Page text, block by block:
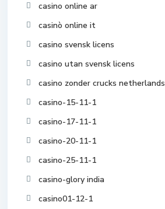
casino online ar
casinò online it
casino svensk licens
casino utan svensk licens
casino zonder crucks netherlands
casino-15-11-1
casino-17-11-1
casino-20-11-1
casino-25-11-1
casino-glory india
casino01-12-1